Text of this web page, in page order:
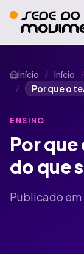
Início / Início /
/ Por que o
ENSINO
Por
do que
Publicado em